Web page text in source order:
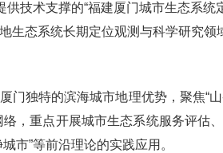
供技术支撑的“福建厦门城市生态系
生态系统长期定位观测与科学研究
门独特的滨海城市地理优势，聚焦“
络，重点开展城市生态系统服务评
市”等前沿理论的实践应用。